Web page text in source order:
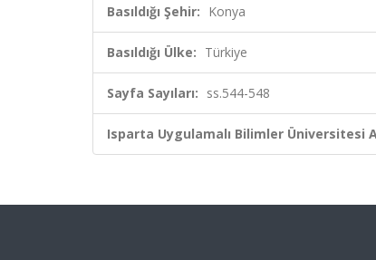
Basıldığı Şehir: Konya
Basıldığı Ülke: Türkiye
Sayfa Sayıları: ss.544-548
Isparta Uygulamalı Bilimler Üniversitesi